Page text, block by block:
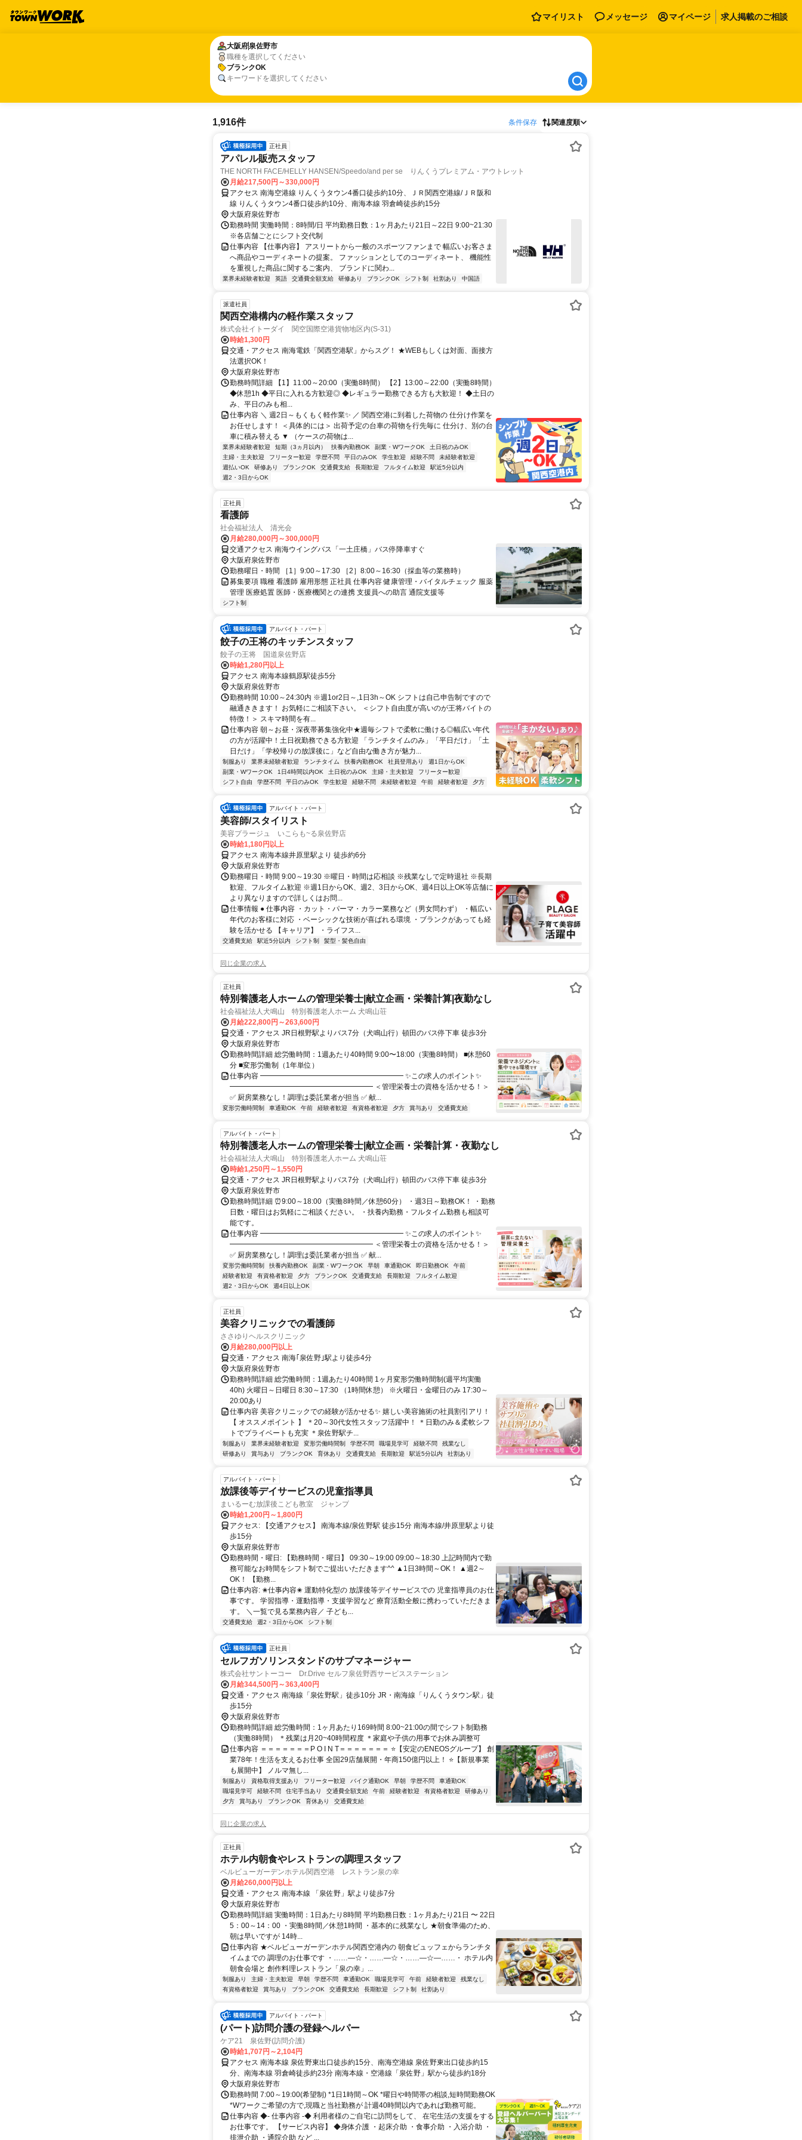
マイリスト メッセージ マイページ 求人掲載のご相談
大阪府泉佐野市
職種を選択してください
ブランクOK
キーワードを選択してください
大阪府泉佐野市
ブランクOK
1,916件 条件保存 関連度順
正社員
アパレル販売スタッフ
THE NORTH FACE/HELLY HANSEN/Speedo/and per se りんくうプレミアム・アウトレット
月給217,500円～330,000円
アクセス 南海空港線 りんくうタウン4番口徒歩約10分、ＪＲ関西空港線/ＪＲ阪和
線 りんくうタウン4番口徒歩約10分、南海本線 羽倉崎徒歩約15分
大阪府泉佐野市
勤務時間 実働時間：8時間/日 平均勤務日数：1ヶ月あたり21日～22日 9:00~21:30
※各店舗ごとにシフト交代制
仕事内容 【仕事内容】 アスリートから一般のスポーツファンまで 幅広いお客さま
へ商品やコーディネートの提案。 ファッションとしてのコーディネート、 機能性
を重視した商品に関するご案内、 ブランドに関わ...
業界未経験者歓迎 英語 交通費全額支給 研修あり ブランクOK シフト制 社割あり 中国語
派遣社員
関西空港構内の軽作業スタッフ
株式会社イトーダイ 関空国際空港貨物地区内(S-31)
時給1,300円
交通・アクセス 南海電鉄「関西空港駅」からスグ！ ★WEBもしくは対面、面接方
法選択OK！
大阪府泉佐野市
勤務時間詳細 【1】11:00～20:00（実働8時間） 【2】13:00～22:00（実働8時間）
◆休憩1h ◆平日に入れる方歓迎◎ ◆レギュラー勤務できる方も大歓迎！ ◆土日の
み、平日のみも相...
仕事内容 ＼ 週2日～もくもく軽作業✨ ／ 関西空港に到着した荷物の 仕分け作業を
お任せします！ ＜具体的には＞ 出荷予定の台車の荷物を行先毎に 仕分け、別の台
車に積み替える ▼ （ケースの荷物は...
業界未経験者歓迎 短期（3ヵ月以内） 扶養内勤務OK 副業・WワークOK
土日祝のみOK
主婦・主夫歓迎
フリーター歓迎 学歴不問 平日のみOK 学生歓迎 経験不問
未経験者歓迎
週払いOK
研修あり ブランクOK 交通費支給 長期歓迎 フルタイム歓迎
駅近5分以内
週2・3日からOK
正社員
看護師
社会福祉法人 清光会
月給280,000円～300,000円
交通アクセス 南海ウイングバス「一土庄橋」バス停降車すぐ
大阪府泉佐野市
勤務曜日・時間 ［1］9:00～17:30 ［2］8:00～16:30（採血等の業務時）
募集要項 職種 看護師 雇用形態 正社員 仕事内容 健康管理・バイタルチェック 服薬
管理 医療処置 医師・医療機関との連携 支援員への助言 通院支援等
シフト制
アルバイト・パート
餃子の王将のキッチンスタッフ
餃子の王将 国道泉佐野店
時給1,280円以上
アクセス 南海本線鶴原駅徒歩5分
大阪府泉佐野市
勤務時間 10:00～24:30内 ※週1or2日～,1日3h～OK シフトは自己申告制ですので
融通ききます！ お気軽にご相談下さい。 ＜シフト自由度が高いのが王将バイトの
特徴！＞ スキマ時間を有...
仕事内容 朝～お昼・深夜帯募集強化中★週毎シフトで柔軟に働ける◎幅広い年代
の方が活躍中！土日祝勤務できる方歓迎 「ランチタイムのみ」「平日だけ」「土
日だけ」「学校帰りの放課後に」など自由な働き方が魅力...
制服あり 業界未経験者歓迎 ランチタイム 扶養内勤務OK 社員登用あり
週1日からOK
副業・WワークOK
1日4時間以内OK 土日祝のみOK 主婦・主夫歓迎
フリーター歓迎
シフト自由
学歴不問 平日のみOK 学生歓迎 経験不問 未経験者歓迎 午前 経験者歓迎 夕方
アルバイト・パート
美容師/スタイリスト
美容プラージュ いこらも~る泉佐野店
時給1,180円以上
アクセス 南海本線井原里駅より 徒歩約6分
大阪府泉佐野市
勤務曜日・時間 9:00～19:30 ※曜日・時間は応相談 ※残業なしで定時退社 ※長期
歓迎、フルタイム歓迎 ※週1日からOK、週2、3日からOK、週4日以上OK等店舗に
より異なりますので詳しくはお問...
仕事情報 ● 仕事内容 ・カット・パーマ・カラー業務など（男女問わず） ・幅広い
年代のお客様に対応 ・ベーシックな技術が喜ばれる環境 ・ブランクがあっても経
験を活かせる 【キャリア】 ・ライフス...
交通費支給 駅近5分以内 シフト制 髪型・髪色自由
同じ企業の求人
正社員
特別養護老人ホームの管理栄養士|献立企画・栄養計算|夜勤なし
社会福祉法人犬鳴山 特別養護老人ホーム 犬鳴山荘
月給222,800円～263,600円
交通・アクセス JR日根野駅よりバス7分（犬鳴山行）頓田のバス停下車 徒歩3分
大阪府泉佐野市
勤務時間詳細 総労働時間：1週あたり40時間 9:00〜18:00（実働8時間） ■休憩60
分 ■変形労働制（1年単位）
仕事内容 ━━━━━━━━━━━━━━━━━━━━ ✨この求人のポイント✨
━━━━━━━━━━━━━━━━━━━━ ＜管理栄養士の資格を活かせる！＞
✅ 厨房業務なし！調理は委託業者が担当 ✅ 献...
変形労働時間制 車通勤OK 午前 経験者歓迎 有資格者歓迎 夕方 賞与あり 交通費支給
アルバイト・パート
特別養護老人ホームの管理栄養士|献立企画・栄養計算・夜勤なし
社会福祉法人犬鳴山 特別養護老人ホーム 犬鳴山荘
時給1,250円～1,550円
交通・アクセス JR日根野駅よりバス7分（犬鳴山行）頓田のバス停下車 徒歩3分
大阪府泉佐野市
勤務時間詳細 ⏰9:00～18:00（実働8時間／休憩60分） ・週3日～勤務OK！ ・勤務
日数・曜日はお気軽にご相談ください。 ・扶養内勤務・フルタイム勤務も相談可
能です。
仕事内容 ━━━━━━━━━━━━━━━━━━━━ ✨この求人のポイント✨
━━━━━━━━━━━━━━━━━━━━ ＜管理栄養士の資格を活かせる！＞
✅ 厨房業務なし！調理は委託業者が担当 ✅ 献...
変形労働時間制 扶養内勤務OK 副業・WワークOK 早朝 車通勤OK 即日勤務OK
午前
経験者歓迎
有資格者歓迎 夕方 ブランクOK 交通費支給 長期歓迎
フルタイム歓迎
週2・3日からOK
週4日以上OK
正社員
美容クリニックでの看護師
ささゆりヘルスクリニック
月給280,000円以上
交通・アクセス 南海｢泉佐野｣駅より徒歩4分
大阪府泉佐野市
勤務時間詳細 総労働時間：1週あたり40時間 1ヶ月変形労働時間制(週平均実働
40h) 火曜日～日曜日 8:30～17:30 （1時間休憩） ※火曜日・金曜日のみ 17:30～
20:00あり
仕事内容 美容クリニックでの経験が活かせる✨ 嬉しい美容施術の社員割引アリ！
【 オススメポイント 】 ＊20～30代女性スタッフ活躍中！ ＊日勤のみ＆柔軟シフ
トでプライベートも充実 ＊泉佐野駅チ...
制服あり 業界未経験者歓迎 変形労働時間制 学歴不問 職場見学可 経験不問
残業なし
研修あり
賞与あり ブランクOK 育休あり 交通費支給 長期歓迎 駅近5分以内 社割あり
アルバイト・パート
放課後等デイサービスの児童指導員
まいるーむ放課後こども教室 ジャンプ
時給1,200円～1,800円
アクセス: 【交通アクセス】 南海本線/泉佐野駅 徒歩15分 南海本線/井原里駅より徒
歩15分
大阪府泉佐野市
勤務時間・曜日: 【勤務時間・曜日】 09:30～19:00 09:00～18:30 上記時間内で勤
務可能なお時間をシフト制でご提出いただきます^^ ▲1日3時間～OK！ ▲週2～
OK！ 【勤務...
仕事内容: ✬仕事内容✬ 運動特化型の 放課後等デイサービスでの 児童指導員のお仕
事です。 学習指導・運動指導・支援学習など 療育活動全般に携わっていただきま
す。 ＼一覧で見る業務内容／ 子ども...
交通費支給 週2・3日からOK シフト制
正社員
セルフガソリンスタンドのサブマネージャー
株式会社サントーコー Dr.Drive セルフ泉佐野西サービスステーション
月給344,500円～363,400円
交通・アクセス 南海線「泉佐野駅」徒歩10分 JR・南海線「りんくうタウン駅」徒
歩15分
大阪府泉佐野市
勤務時間詳細 総労働時間：1ヶ月あたり169時間 8:00~21:00の間でシフト制勤務
（実働8時間） ＊残業は月20~40時間程度 ＊家庭や子供の用事でお休み調整可
仕事内容 ＝＝＝＝＝＝＝P O I N T＝＝＝＝＝＝＝ ⭐【安定のENEOSグループ】 創
業78年！生活を支えるお仕事 全国29店舗展開・年商150億円以上！ ⭐【新規事業
も展開中】 ノルマ無し...
制服あり 資格取得支援あり フリーター歓迎 バイク通勤OK 早朝 学歴不問
車通勤OK
職場見学可
経験不問 住宅手当あり 交通費全額支給 午前 経験者歓迎 有資格者歓迎
研修あり
夕方
賞与あり ブランクOK 育休あり 交通費支給
同じ企業の求人
正社員
ホテル内朝食やレストランの調理スタッフ
ベルビューガーデンホテル関西空港 レストラン泉の幸
月給260,000円以上
交通・アクセス 南海本線 「泉佐野」駅より徒歩7分
大阪府泉佐野市
勤務時間詳細 実働時間：1日あたり8時間 平均勤務日数：1ヶ月あたり21日 〜 22日
5：00～14：00 ・実働8時間／休憩1時間 ・基本的に残業なし ★朝食準備のため、
朝は早いですが 14時...
仕事内容 ★ベルビューガーデンホテル関西空港内の 朝食ビュッフェからランチタ
イムまでの 調理のお仕事です ・……―☆・……―☆・……―☆―……・ ホテル内
朝食会場と 創作料理レストラン「泉の幸」...
制服あり 主婦・主夫歓迎 早朝 学歴不問 車通勤OK 職場見学可 午前 経験者歓迎
残業なし
有資格者歓迎
賞与あり ブランクOK 交通費支給 長期歓迎 シフト制 社割あり
アルバイト・パート
(パート)訪問介護の登録ヘルパー
ケア21 泉佐野(訪問介護)
時給1,707円～2,104円
アクセス 南海本線 泉佐野東出口徒歩約15分、南海空港線 泉佐野東出口徒歩約15
分、南海本線 羽倉崎徒歩約23分 南海本線・空港線「泉佐野」駅から徒歩約18分
大阪府泉佐野市
勤務時間 7:00～19:00(希望制) *1日1時間～OK *曜日や時間帯の相談,短時間勤務OK
*Wワークご希望の方で,現職と当社勤務が 計週40時間以内であれば勤務可能。
仕事内容 ◆- 仕事内容 -◆ 利用者様のご自宅に訪問をして、 在宅生活の支援をする
お仕事です。 【サービス内容】 ◆身体介護 ・起床介助 ・食事介助 ・入浴介助 ・
排泄介助 ・通院介助 など ...